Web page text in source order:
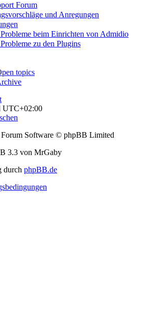
Forum
und Anregungen
beim Einrichten von Admidio
zu den Plugins
topics
UTC+02:00
Software © phpBB Limited
3.3 von MrGaby
durch phpBB.de